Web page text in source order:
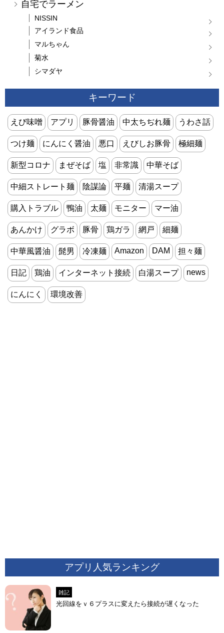
自宅でラーメン
NISSIN
アイランド食品
マルちゃん
菊水
シマダヤ
キーワード
えび味噌 アプリ 豚骨醤油 中太ちぢれ麺 うわさ話
つけ麺 にんにく醤油 悪口 えびしお豚骨 極細麺
新型コロナ まぜそば 塩 非常識 中華そば
中細ストレート麺 陰謀論 平麺 清湯スープ
購入トラブル 鴨油 太麺 モニター マー油
あんかけ グラボ 豚骨 鶏ガラ 網戸 細麺
中華風醤油 髭男 冷凍麺 Amazon DAM 担々麺
日記 鶏油 インターネット接続 白湯スープ news
にんにく 環境改善
アプリ人気ランキング
雑記
光回線をｖ６プラスに変えたら接続が遅くなった